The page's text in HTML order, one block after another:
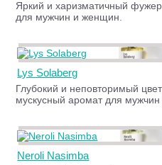
Яркий и харизматичный
для мужчин и женщин.
Lys Solaberg
Глубокий и неповторимый
мускусный аромат для
Neroli Nasimba